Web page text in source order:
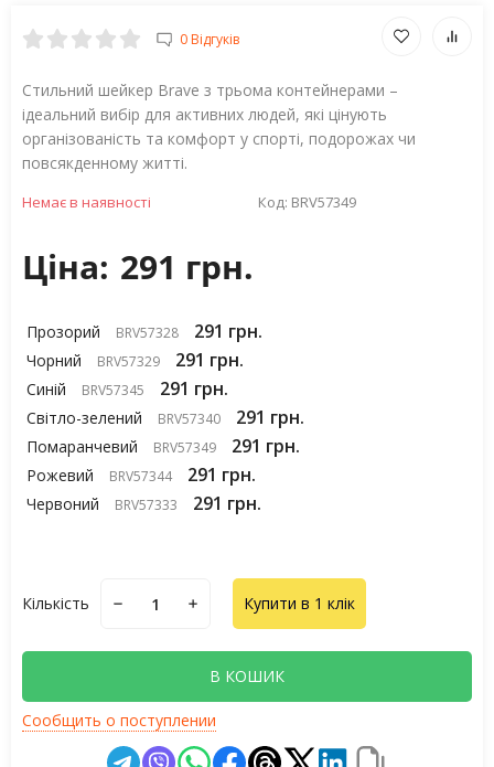
0 Відгуків
Стильний шейкер Brave з трьома контейнерами –
ідеальний вибір для активних людей, які цінують
організованість та комфорт у спорті, подорожах чи
повсякденному житті.
Немає в наявності Код: BRV57349
Ціна: 291 грн.
Прозорий BRV57328 291 грн.
Чорний BRV57329 291 грн.
Синій BRV57345 291 грн.
Світло-зелений BRV57340 291 грн.
Помаранчевий BRV57349 291 грн.
Рожевий BRV57344 291 грн.
Червоний BRV57333 291 грн.
Кількість Купити в 1 клік
В КОШИК
Сообщить о поступлении